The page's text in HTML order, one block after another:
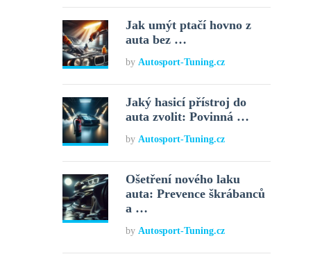
Jak umýt ptačí hovno z
auta bez …
byAutosport-Tuning.cz
Jaký hasicí přístroj do
auta zvolit: Povinná …
byAutosport-Tuning.cz
Ošetření nového laku
auta: Prevence škrábanců
a …
byAutosport-Tuning.cz